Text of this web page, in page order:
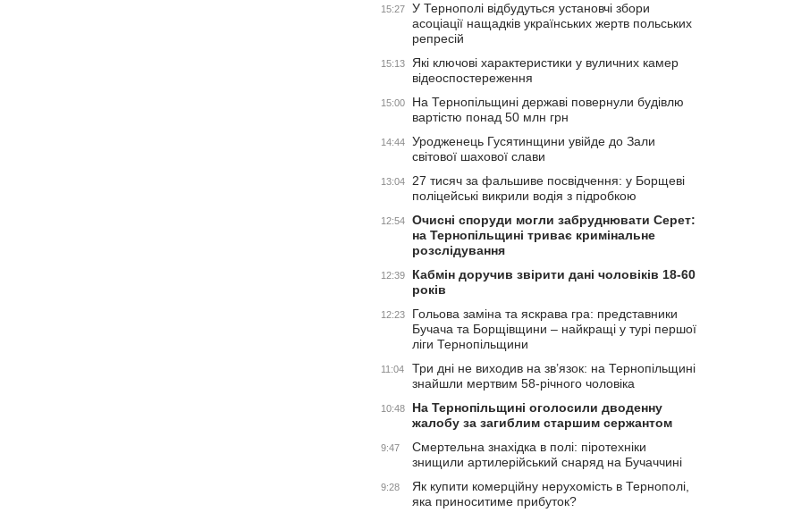
15:27
У Тернополі відбудуться установчі збори
асоціації нащадків українських жертв польських
репресій
15:13
Які ключові характеристики у вуличних камер
відеоспостереження
15:00
На Тернопільщині державі повернули будівлю
вартістю понад 50 млн грн
14:44
Уродженець Гусятинщини увійде до Зали
світової шахової слави
13:04
27 тисяч за фальшиве посвідчення: у Борщеві
поліцейські викрили водія з підробкою
12:54
Очисні споруди могли забруднювати Серет:
на Тернопільщині триває кримінальне
розслідування
12:39
Кабмін доручив звірити дані чоловіків 18-60
років
12:23
Гольова заміна та яскрава гра: представники
Бучача та Борщівщини – найкращі у турі першої
ліги Тернопільщини
11:04
Три дні не виходив на зв’язок: на Тернопільщині
знайшли мертвим 58-річного чоловіка
10:48
На Тернопільщині оголосили дводенну
жалобу за загиблим старшим сержантом
9:47
Смертельна знахідка в полі: піротехніки
знищили артилерійський снаряд на Бучаччині
9:28
Як купити комерційну нерухомість в Тернополі,
яка приноситиме прибуток?